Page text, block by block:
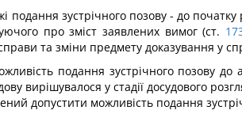
зустрічного позову - до початку
про зміст заявлених вимог (ст.
та зміни предмету доказування у
подання зустрічного позову
вирішувалося у стадії досудового
допустити можливість подання